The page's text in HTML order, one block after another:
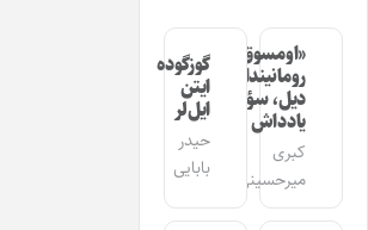
«اومسوق»
رومانیندا
دیل، سؤز،
یادداش
کبری
میرحسینی
گوزگوده
ایتن
ایل‌لر
حیدر
بابایی